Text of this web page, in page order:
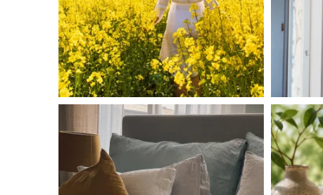
linliving
Jul 7